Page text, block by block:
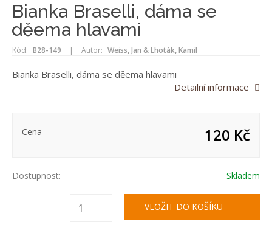
Bianka Braselli, dáma se
děema hlavami
Kód: B28-149 | Autor: Weiss, Jan & Lhoták, Kamil
Bianka Braselli, dáma se děema hlavami
Detailní informace
Cena 120 Kč
Dostupnost: Skladem